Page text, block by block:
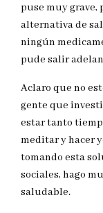
puse muy
alternativa de
ningún
pude salir
Aclaro que no
gente que
estar tanto
meditar y hacer
tomando esta
sociales, hago
saludable.